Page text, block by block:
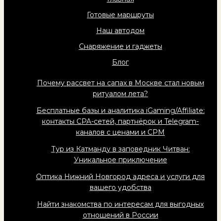
Готовые маршруты
Наш автодом
Снаряжение и гаджеты
Блог
Почему рассвет на сапах в Москве стал новым
ритуалом лета?
Бесплатные базы и аналитика iGaming/Affiliate:
контакты CPA-сетей, партнёрок и Telegram-
каналов с ценами и CPM
Тур из Катманду в заповедник Читван:
Уникальное приключение
Оптика Нижний Новгород адреса и услуги для
вашего удобства
Найти знакомства по интересам для выгодных
отношений в России